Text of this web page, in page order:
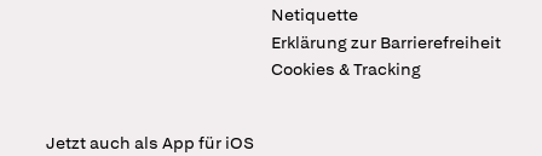
Netiquette
Erklärung zur Barrierefreiheit
Cookies & Tracking
Jetzt auch als App für iOS